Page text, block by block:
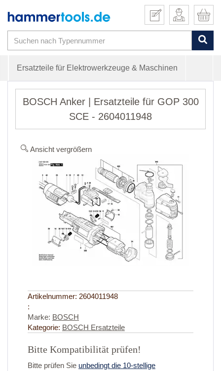
Ersatzteile für Elektrowerkzeuge & Maschinen
BOSCH Anker | Ersatzteile für GOP 300
SCE - 2604011948
Ansicht vergrößern
Artikelnummer: 2604011948
:
Marke: BOSCH
Kategorie: BOSCH Ersatzteile
Bitte Kompatibilität prüfen!
Bitte prüfen Sie unbedingt die 10-stellige